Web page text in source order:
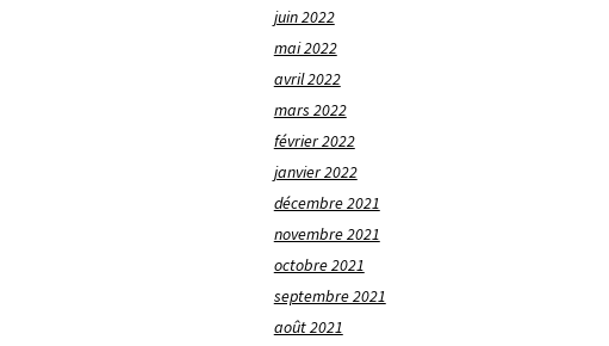
juin 2022
mai 2022
avril 2022
mars 2022
février 2022
janvier 2022
décembre 2021
novembre 2021
octobre 2021
septembre 2021
août 2021